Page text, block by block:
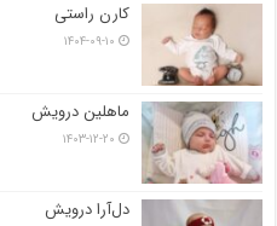
کارن راستی
۱۴۰۴-۰۹-۱۰
ماهلین درویش
۱۴۰۳-۱۲-۲۰
دل‌آرا درویش